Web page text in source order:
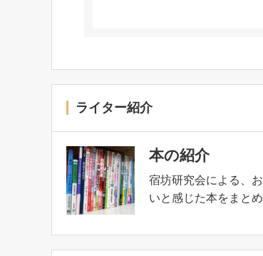
ライター紹介
本の紹介
宿坊研究会による、
いと感じた本をまとめ